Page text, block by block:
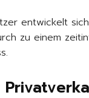
entwickelt
zu einem